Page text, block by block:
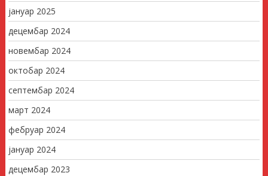
јануар 2025
децембар 2024
новембар 2024
октобар 2024
септембар 2024
март 2024
фебруар 2024
јануар 2024
децембар 2023